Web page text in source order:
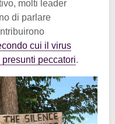
molti leader
di parlare
cui il virus
peccatori.